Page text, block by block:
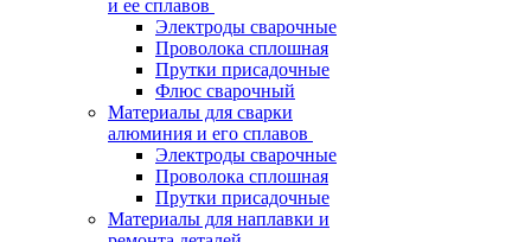
и ее сплавов
Электроды сварочные
Проволока сплошная
Прутки присадочные
Флюс сварочный
Материалы для сварки
алюминия и его сплавов
Электроды сварочные
Проволока сплошная
Прутки присадочные
Материалы для наплавки и